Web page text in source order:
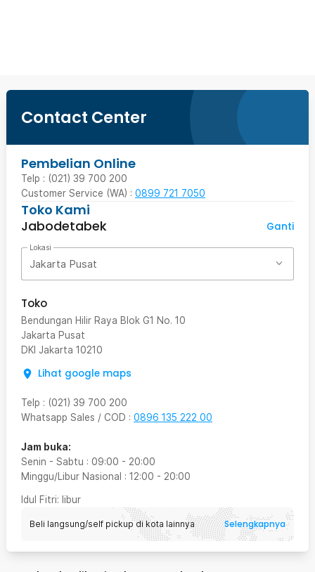
Contact Center
Pembelian Online
Telp : (021) 39 700 200
Customer Service (WA) : 0899 721 7050
Toko Kami
Jabodetabek
Ganti
Lokasi
Jakarta Pusat
Toko
Bendungan Hilir Raya Blok G1 No. 10
Jakarta Pusat
DKI Jakarta 10210
Lihat google maps
Telp : (021) 39 700 200
Whatsapp Sales / COD : 0896 135 222 00
Jam buka:
Senin - Sabtu : 09:00 - 20:00
Minggu/Libur Nasional : 12:00 - 20:00
Idul Fitri: libur
Beli langsung/self pickup di kota lainnya Selengkapnya